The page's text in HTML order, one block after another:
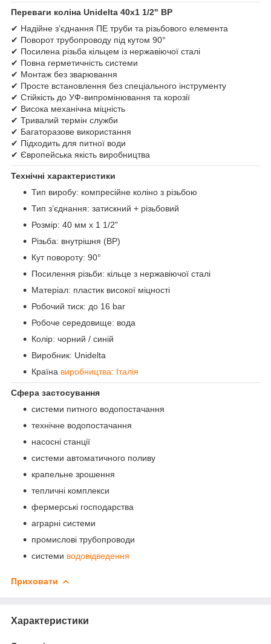
Переваги коліна Unidelta 40х1 1/2" ВР
✔ Надійне з’єднання ПЕ труби та різьбового елемента
✔ Поворот трубопроводу під кутом 90°
✔ Посилена різьба кільцем із нержавіючої сталі
✔ Повна герметичність системи
✔ Монтаж без зварювання
✔ Просте встановлення без спеціального інструменту
✔ Стійкість до УФ-випромінювання та корозії
✔ Висока механічна міцність
✔ Тривалий термін служби
✔ Багаторазове використання
✔ Підходить для питної води
✔ Європейська якість виробництва
Технічні характеристики
Тип виробу: компресійне коліно з різьбою
Тип з’єднання: затискний + різьбовий
Розмір: 40 мм х 1 1/2"
Різьба: внутрішня (ВР)
Кут повороту: 90°
Посилення різьби: кільце з нержавіючої сталі
Матеріал: пластик високої міцності
Робочий тиск: до 16 bar
Робоче середовище: вода
Колір: чорний / синій
Виробник: Unidelta
Країна виробництва: Італія
Сфера застосування
системи питного водопостачання
технічне водопостачання
насосні станції
системи автоматичного поливу
крапельне зрошення
тепличні комплекси
фермерські господарства
аграрні системи
промислові трубопроводи
системи водовідведення
Приховати
Характеристики